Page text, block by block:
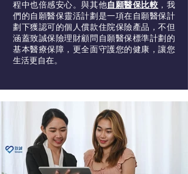
程中也倍感安心。與其他自願醫保比較 ，我
們的自願醫保靈活計劃是一項在自願醫保計
劃下獲認可的個人償款住院保險產品，不但
涵蓋致誠保險理財顧問自願醫保標準計劃的
基本醫療保障，更全面守護您的健康，讓您
生活更自在。